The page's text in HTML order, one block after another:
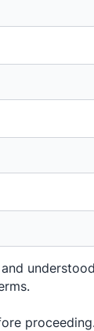
understood
proceeding.